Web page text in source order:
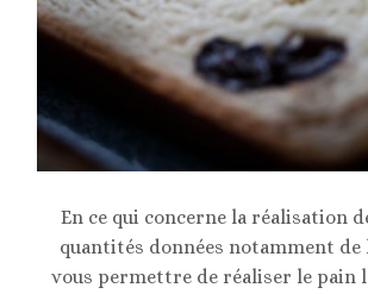
En ce qui concerne la réalisation
quantités données notamment de
vous permettre de réaliser le pain